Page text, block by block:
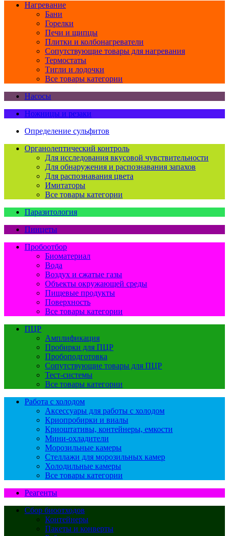
Нагревание
Бани
Горелки
Печи и щипцы
Плитки и колбонагреватели
Сопутствующие товары для нагревания
Термостаты
Тигли и лодочки
Все товары категории
Насосы
Ножницы и резаки
Определение сульфитов
Органолептический контроль
Для исследования вкусовой чувствительности
Для обнаружения и распознавания запахов
Для распознавания цвета
Имитаторы
Все товары категории
Паразитология
Пинцеты
Пробоотбор
Биоматериал
Вода
Воздух и сжатые газы
Объекты окружающей среды
Пищевые продукты
Поверхность
Все товары категории
ПЦР
Амплификация
Пробирки для ПЦР
Пробоподготовка
Сопутствующие товары для ПЦР
Тест-системы
Все товары категории
Работа с холодом
Аксессуары для работы с холодом
Криопробирки и виалы
Криоштативы, контейнеры, емкости
Мини-охладители
Морозильные камеры
Стеллажи для морозильных камер
Холодильные камеры
Все товары категории
Реагенты
Сбор биоотходов
Контейнеры
Пакеты и конверты